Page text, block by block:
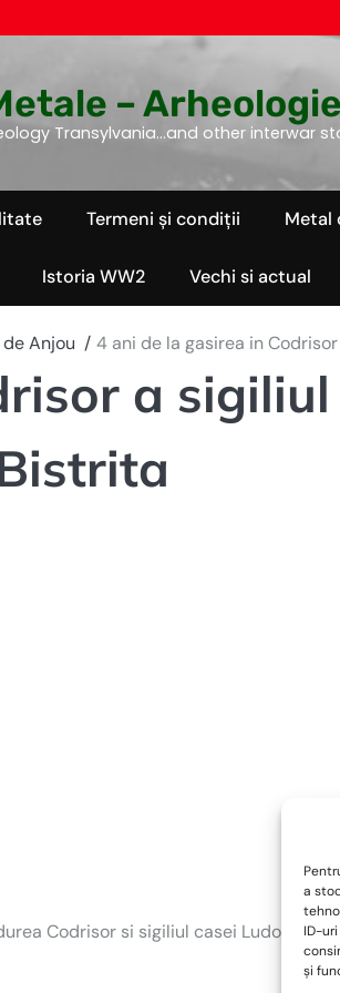
a
ID-
și
–
Transylvania…and other interwar
Termeni și condiții Metal
Istoria WW2 Vechi si actual
Anjou 4 ani de la gasirea in
a
Codrisor si sigiliul casei Ludovic I